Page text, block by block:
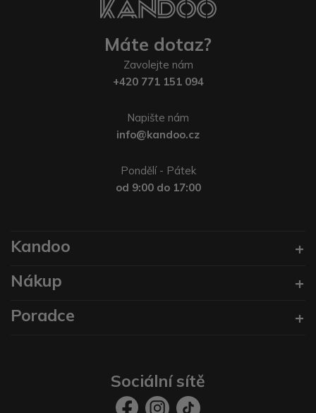
Máte dotaz?
Zavolejte nám
+420 771 151 094
Napište nám
info@kandoo.cz
Pondělí - Pátek
od 9:00 do 17:00
Kandoo
Nákup
Poradce
Sociální sítě